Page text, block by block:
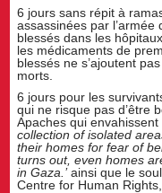
6 jours sans répit à
assassinées par l’armée
blessés dans les
les médicaments de
blessés ne s’ajoutent
morts.
6 jours pour les
qui ne risque pas d’être
Apaches qui envahissent
collection of isolated
their homes for fear of
turns out, even homes
in Gaza.’ainsi que le
Centre for Human